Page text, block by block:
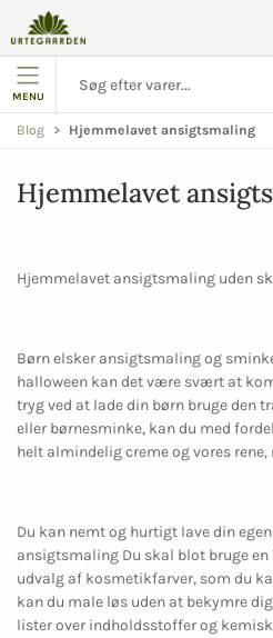
MENU
Blog Hjemmelavet ansigtsmaling
Hjemmelavet
Hjemmelavet ansigtsmaling uden
Børn elsker ansigtsmaling og
halloween kan det være svært at
tryg ved at lade din børn bruge den
eller børnesminke, kan du med
helt almindelig creme og vores
Du kan nemt og hurtigt lave din
ansigtsmaling Du skal blot bruge
udvalg af kosmetikfarver, som du
kan du male løs uden at bekymre
lister over indholdsstoffer og